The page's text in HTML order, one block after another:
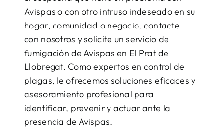
Avispas o con otro intruso indeseado en su
hogar, comunidad o negocio, contacte
con nosotros y solicite un servicio de
fumigación de Avispas en El Prat de
Llobregat. Como expertos en control de
plagas, le ofrecemos soluciones eficaces y
asesoramiento profesional para
identificar, prevenir y actuar ante la
presencia de Avispas.